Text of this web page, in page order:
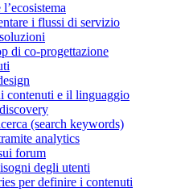
i flussi di servizio
di co-progettazione
contenuti e il linguaggio
(search keywords)
analytics
forum
degli utenti
per definire i contenuti